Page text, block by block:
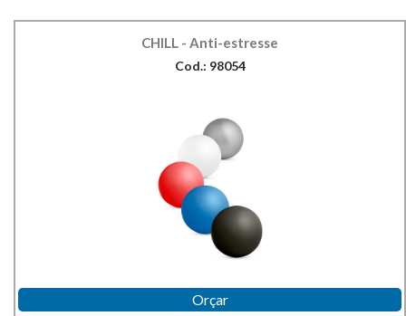
CHILL - Anti-estresse
Cod.: 98054
Orçar